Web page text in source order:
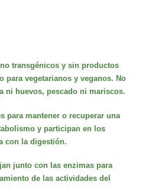
transgénicos y sin productos
para vegetarianos y veganos. No
ni huevos, pescado ni mariscos.
para mantener o recuperar una
y participan en los
con la digestión.
junto con las enzimas para
de las actividades del